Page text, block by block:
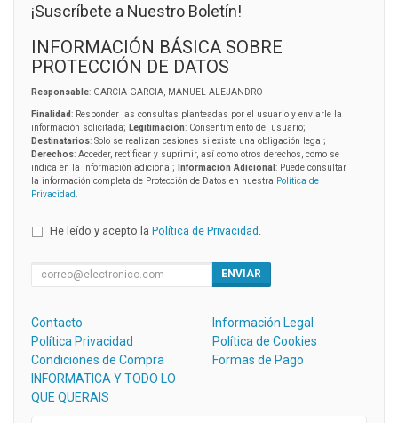
¡Suscríbete a Nuestro Boletín!
INFORMACIÓN BÁSICA SOBRE
PROTECCIÓN DE DATOS
Responsable: GARCIA GARCIA, MANUEL ALEJANDRO
Finalidad: Responder las consultas planteadas por el usuario y enviarle la
información solicitada; Legitimación: Consentimiento del usuario;
Destinatarios: Solo se realizan cesiones si existe una obligación legal;
Derechos: Acceder, rectificar y suprimir, así como otros derechos, como se
indica en la información adicional;
Información Adicional : Puede consultar
la información completa de Protección de Datos en nuestra Política de
Privacidad
He leído y acepto la Política de Privacidad
ENVIAR
Contacto
Información Legal
Política Privacidad
Política de Cookies
Condiciones de Compra
Formas de Pago
INFORMATICA Y TODO LO
QUE QUERAIS